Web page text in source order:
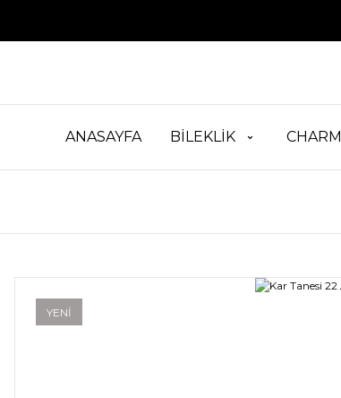
ANASAYFA BİLEKLİK CHARM
YENİ